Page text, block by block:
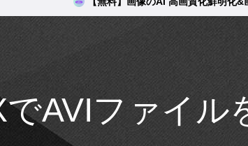
ビティ
ィ
Filmora（フィモーラ）
• Filmora for Windows
• Filmora for Mac
AVIファイル